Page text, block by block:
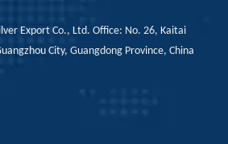
Export Co., Ltd. Office: No. 26, Kaitai
City, Guangdong Province, China